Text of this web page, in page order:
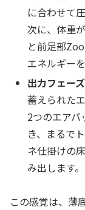
に合わせて
次に、体重
と前足部
エネルギー
出力フェー
蓄えられた
2つのエア
き、まるで
ネ仕掛けの
み出します。
この感覚は、薄